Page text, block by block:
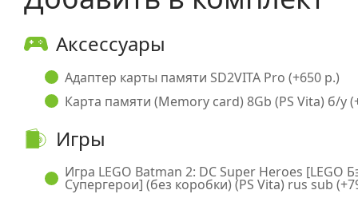
Аксессуары
Адаптер карты памяти SD2VITA Pro (+650 р.)
Карта памяти (Memory card) 8Gb (PS Vita) б/у
Игры
Игра LEGO Batman 2: DC Super Heroes [LEGO
Супергерои] (без коробки) (PS Vita) rus sub